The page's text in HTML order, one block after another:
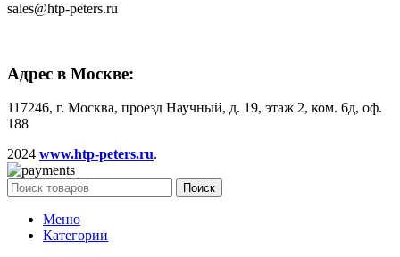
sales@htp-peters.ru
Адрес в Москве:
117246, г. Москва, проезд Научный, д. 19, этаж 2, ком. 6д, оф.
188
2024 www.htp-peters.ru.
Поиск
Меню
Категории